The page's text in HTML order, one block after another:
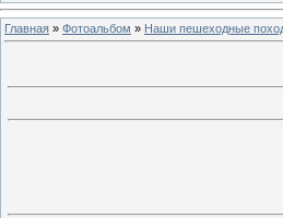
Главная » Фотоальбом » Наши пешеходные